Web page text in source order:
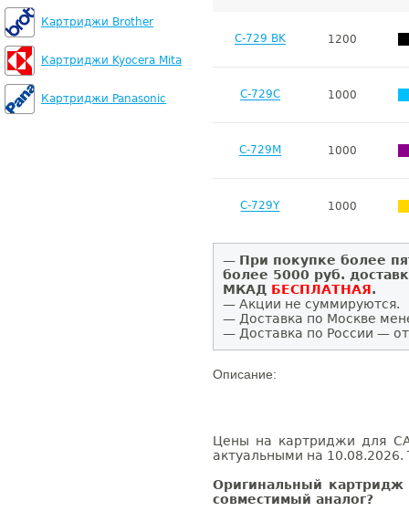
Картриджи Brother
Картриджи Kyocera Mita
Картриджи Panasonic
C-729 BK 1200
C-729C 1000
C-729M 1000
C-729Y 1000
— При покупке более
более 5000 руб.
МКАД БЕСПЛАТНАЯ.
— Акции не суммируются.
— Доставка по Москве
— Доставка по России —
Описание:
Цены на картриджи для
актуальными на 10.08.2026.
Оригинальный картридж
совместимый аналог?